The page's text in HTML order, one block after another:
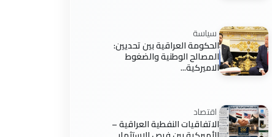
سياسة
الحكومة العراقية بين تحديين:
المصالح الوطنية والضغوط
الاميركية...
اقتصاد
الاتفاقيات النفطية العراقية –